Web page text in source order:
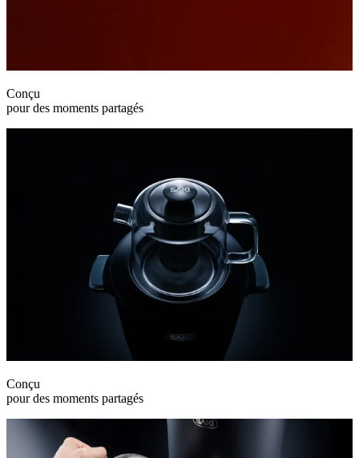
Conçu
pour des moments partagés
Conçu
pour des moments partagés